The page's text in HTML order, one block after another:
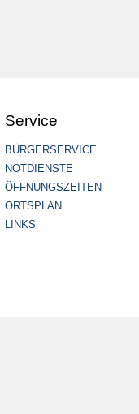
Service
BÜRGERSERVICE
NOTDIENSTE
ÖFFNUNGSZEITEN
ORTSPLAN
LINKS